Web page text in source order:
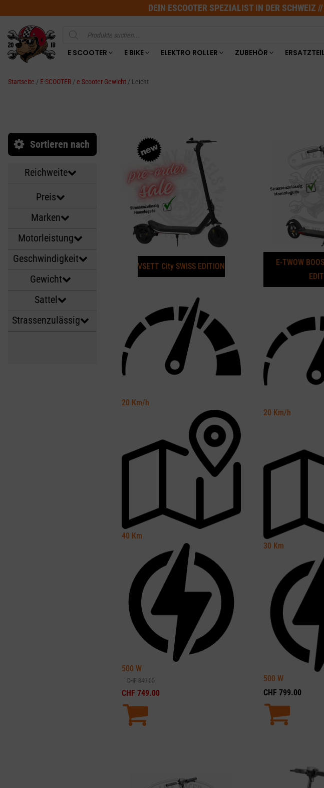
DEIN ESCOOTER SPEZIALIST IN DER SCHWEIZ
Products
E SCOOTER E BIKE ELEKTRO ROLLER ZUBEHÖR
Startseite / E-SCOOTER /e Scooter Gewicht / Leicht
Sortieren nach
Reichweite
Preis
Marken
Motorleistung
Geschwindigkeit
Gewicht
Sattel
Strassenzulässig
VSETT City SWISS EDITION
20 Km/h
40 Km
500 W
CHF849.00
CHF 749.00
E-TWOW
20 Km/h
30 Km
500 W
CHF 799.00